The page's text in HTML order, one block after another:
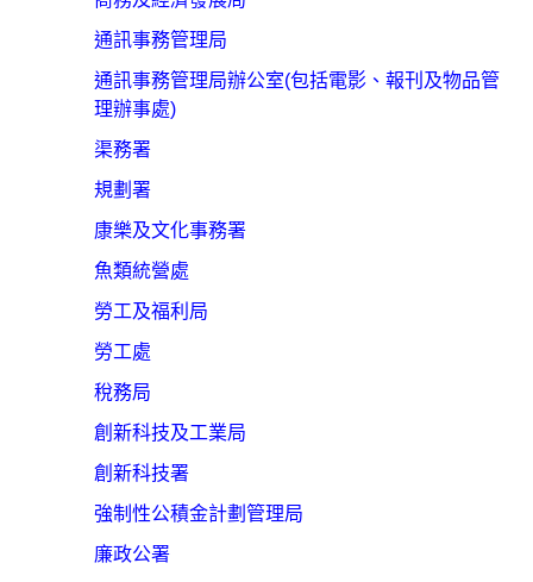
通訊事務管理局
通訊事務管理局辦公室(包括電影、報刊及物品管
理辦事處)
渠務署
規劃署
康樂及文化事務署
魚類統營處
勞工及福利局
勞工處
稅務局
創新科技及工業局
創新科技署
強制性公積金計劃管理局
廉政公署